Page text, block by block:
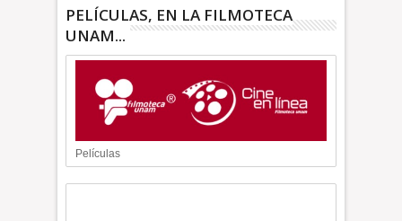
PELÍCULAS, EN LA FILMOTECA
UNAM...
Películas